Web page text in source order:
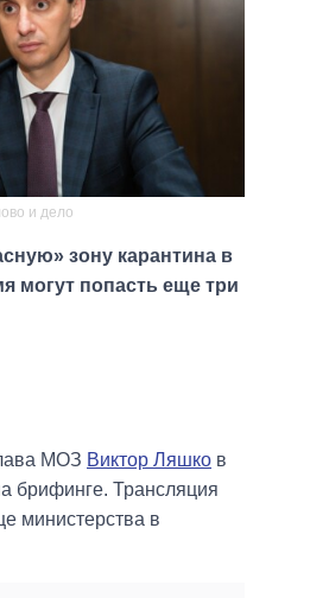
и дело
зону карантина в
могут попасть еще три
МОЗ Виктор Ляшко в
брифинге. Трансляция
министерства в